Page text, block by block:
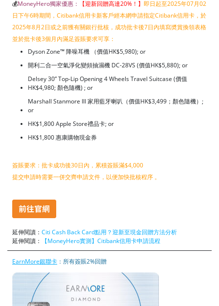
💰MoneyHero獨家優惠： 【迎新回贈高達20%！ 】 即日起至2025年07月02
日下午6時期間，Citibank信用卡新客戶經本網申請指定Citibank信用卡，於
2025年8月2日或之前獲有關銀行批核，成功批卡後7日內填寫奬賞換領表格
並於批卡後3個月內滿足簽賬要求可享：
Dyson Zone™ 降噪耳機 （價值HK$5,980); or
開利二合一空氣淨化變頻抽濕機 DC-28VS (價值HK$5,880); or
Delsey 30” Top-Lip Opening 4 Wheels Travel Suitcase (價值
HK$4,980; 顏色隨機) ; or
Marshall Stanmore III 家用藍牙喇叭（價值HK$3,499；顏色隨機）;
or
HK$1,800 Apple Store禮品卡; or
HK$1,800 惠康購物現金券
簽賬要求：批卡成功後30日內，累積簽賬滿$4,000
提交申請時需要一併交齊申請文件，以便加快批核程序 。
延伸閱讀： Citi Cash Back Card點用？迎新至現金回贈方法分析
延伸閱讀：
【MoneyHero實測】Citibank信用卡申請流程
EarnMore銀聯卡 ：所有簽賬2%回贈